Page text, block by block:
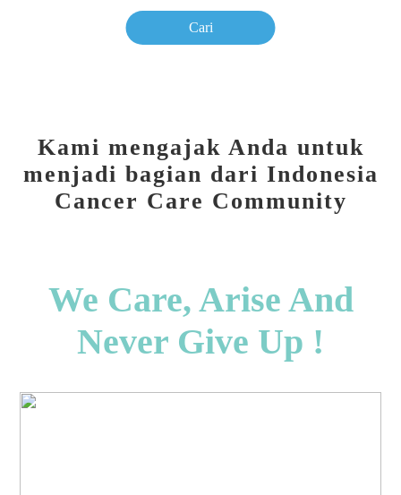
Kami mengajak Anda untuk
menjadi bagian dari Indonesia
Cancer Care Community
We Care, Arise And
Never Give Up !